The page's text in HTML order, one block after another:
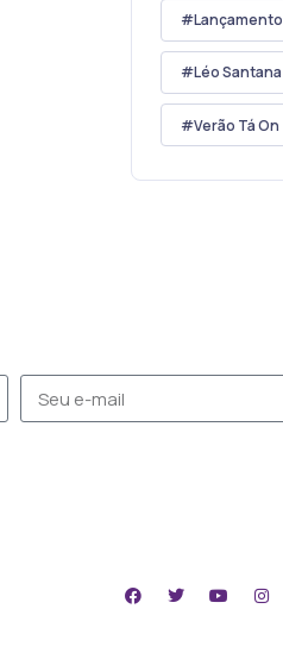
Lançamento
Léo Santana
Verão Tá On